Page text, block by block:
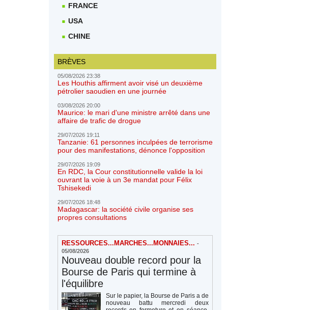
FRANCE
USA
CHINE
BRÈVES
05/08/2026 23:38
Les Houthis affirment avoir visé un deuxième
pétrolier saoudien en une journée
03/08/2026 20:00
Maurice: le mari d'une ministre arrêté dans une
affaire de trafic de drogue
29/07/2026 19:11
Tanzanie: 61 personnes inculpées de terrorisme
pour des manifestations, dénonce l'opposition
29/07/2026 19:09
En RDC, la Cour constitutionnelle valide la loi
ouvrant la voie à un 3e mandat pour Félix
Tshisekedi
29/07/2026 18:48
Madagascar: la société civile organise ses
propres consultations
RESSOURCES...MARCHES...MONNAIES... -
05/08/2026
Nouveau double record pour la
Bourse de Paris qui termine à
l'équilibre
Sur le papier, la Bourse de Paris a de
nouveau battu mercredi deux